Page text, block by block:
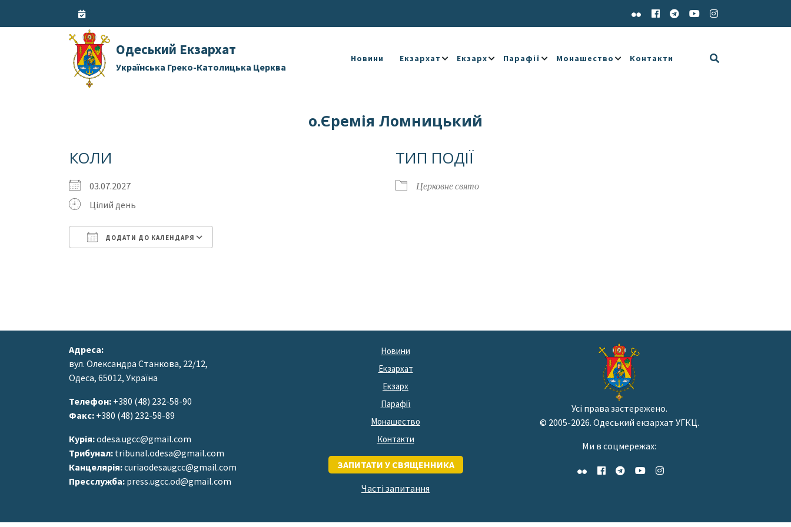
Одеський Екзархат
Українська Греко-Католицька Церква
Новини Екзархат Екзарх Парафії Монашество Контакти
о.Єремія Ломницький
КОЛИ
03.07.2027
Цілий день
ДОДАТИ ДО КАЛЕНДАРЯ
ТИП ПОДІЇ
Церковне свято
Адреса:
вул. Олександра Станкова, 22/12,
Одеса, 65012, Україна
Телефон: +380 (48) 232-58-90
Факс: +380 (48) 232-58-89
Курія:odesa.ugcc@gmail.com
Трибунал: tribunal.odesa@gmail.com
Канцелярія:curiaodesaugcc@gmail.com
Пресслужба: press.ugcc.od@gmail.com
Новини
Екзархат
Екзарх
Парафії
Монашество
Контакти
ЗАПИТАТИ У СВЯЩЕННИКА
Часті запитання
Усі права застережено.
© 2005-2026. Одеський екзархат УГКЦ.
Ми в соцмережах: